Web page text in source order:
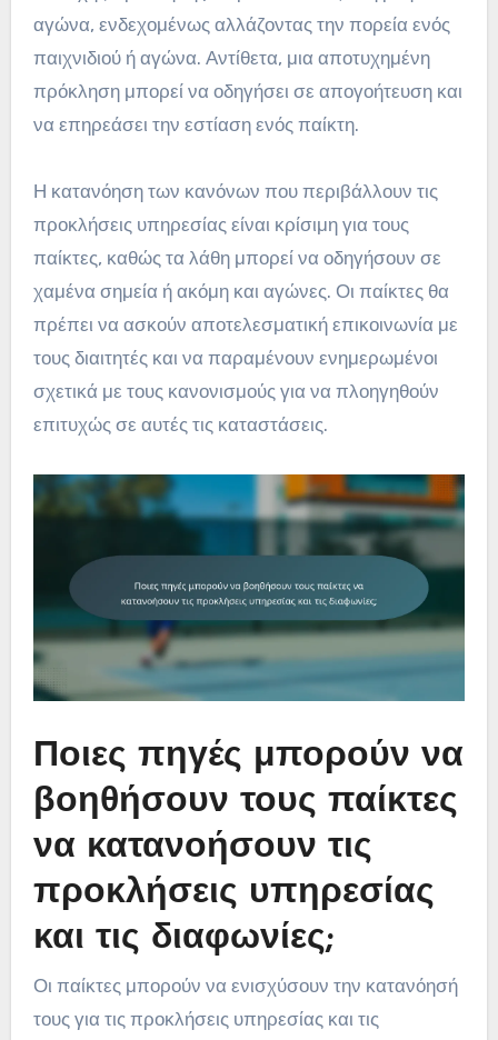
αγώνα, ενδεχομένως αλλάζοντας την πορεία ενός
παιχνιδιού ή αγώνα. Αντίθετα, μια αποτυχημένη
πρόκληση μπορεί να οδηγήσει σε απογοήτευση και
να επηρεάσει την εστίαση ενός παίκτη.
Η κατανόηση των κανόνων που περιβάλλουν τις
προκλήσεις υπηρεσίας είναι κρίσιμη για τους
παίκτες, καθώς τα λάθη μπορεί να οδηγήσουν σε
χαμένα σημεία ή ακόμη και αγώνες. Οι παίκτες θα
πρέπει να ασκούν αποτελεσματική επικοινωνία με
τους διαιτητές και να παραμένουν ενημερωμένοι
σχετικά με τους κανονισμούς για να πλοηγηθούν
επιτυχώς σε αυτές τις καταστάσεις.
Ποιες πηγές μπορούν να
βοηθήσουν τους παίκτες
να κατανοήσουν τις
προκλήσεις υπηρεσίας
και τις διαφωνίες;
Οι παίκτες μπορούν να ενισχύσουν την κατανόησή
τους για τις προκλήσεις υπηρεσίας και τις